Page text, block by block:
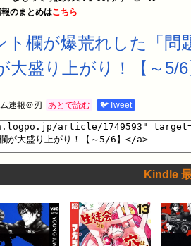
のまとめはこちら
ト欄が爆荒れした「
盛り上がり！【～5/6
速報＠刃 あとで読む 🐦Tweet
Kindle